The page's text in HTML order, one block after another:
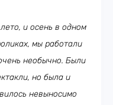
и осень в одном
мы работали
необычно. Были
но была и
невыносимо